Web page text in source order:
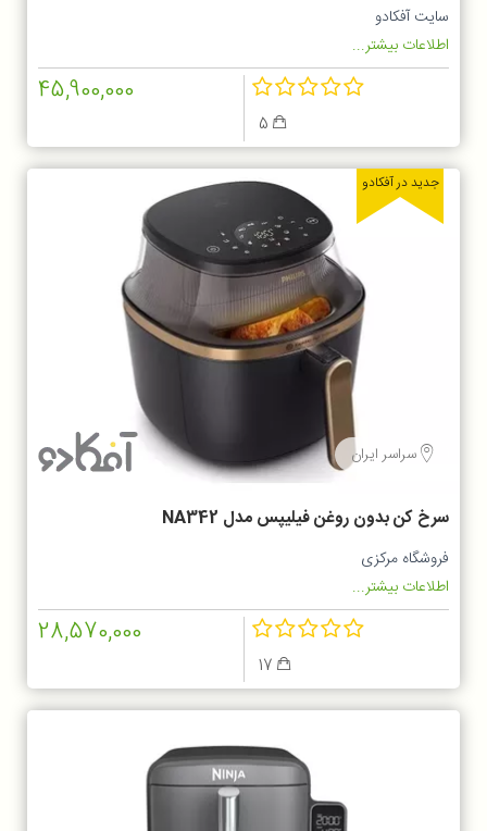
سایت آفکادو
اطلاعات بیشتر...
5
45,900,000
جدید در آفکادو
سراسر ایران
سرخ کن بدون روغن فیلیپس مدل NA342
فروشگاه مرکزی
اطلاعات بیشتر...
17
28,570,000